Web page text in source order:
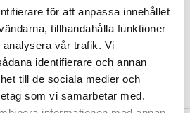
för att anpassa innehållet
tillhandahålla funktioner
vår trafik. Vi
identifierare och annan
till de sociala medier och
som vi samarbetar med.
PVC
PET-plastic (polyethylene
terephthalate)
(reinforcement)